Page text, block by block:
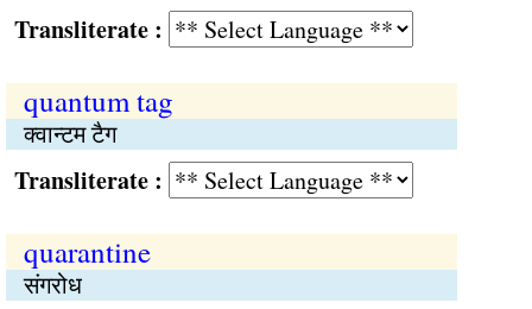
:
quantum tag
क्वान्टम टैग
:
quarantine
संगरोध